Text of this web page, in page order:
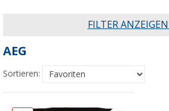
FILTER ANZEIGEN
AEG
Sortieren: